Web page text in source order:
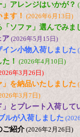
アレンジはいかが？
す！ (2026年6月13日)
ソファ」選んでみま
ア (2026年5月15日)
ン小物入荷しました
！ (2026年4月10日)
年3月26日)
を納品いたしました
年3月7日)
とプレート入荷して
ルが入荷しました
ご紹介(2026年2月26日)